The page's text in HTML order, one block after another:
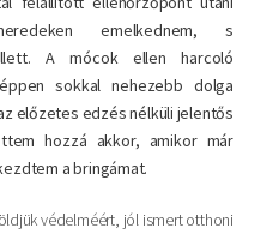
emelkednem, s
A mócok ellen harcoló
sokkal nehezebb dolga
előzetes edzés nélküli jelentős
hozzá akkor, amikor már
a bringámat.
védelméért, jól ismert otthoni